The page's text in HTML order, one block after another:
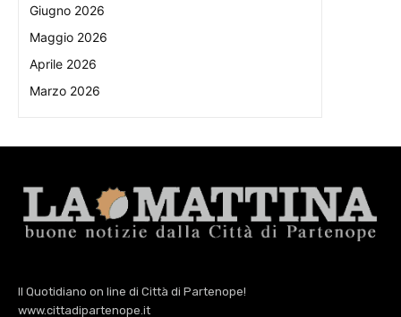
Giugno 2026
Maggio 2026
Aprile 2026
Marzo 2026
Il Quotidiano on line di Città di Partenope!
www.cittadipartenope.it